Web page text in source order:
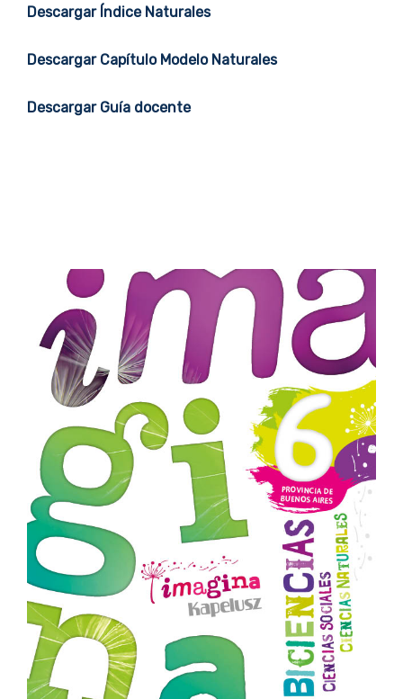
Descargar Índice Naturales
Descargar Capítulo Modelo Naturales
Descargar Guía docente